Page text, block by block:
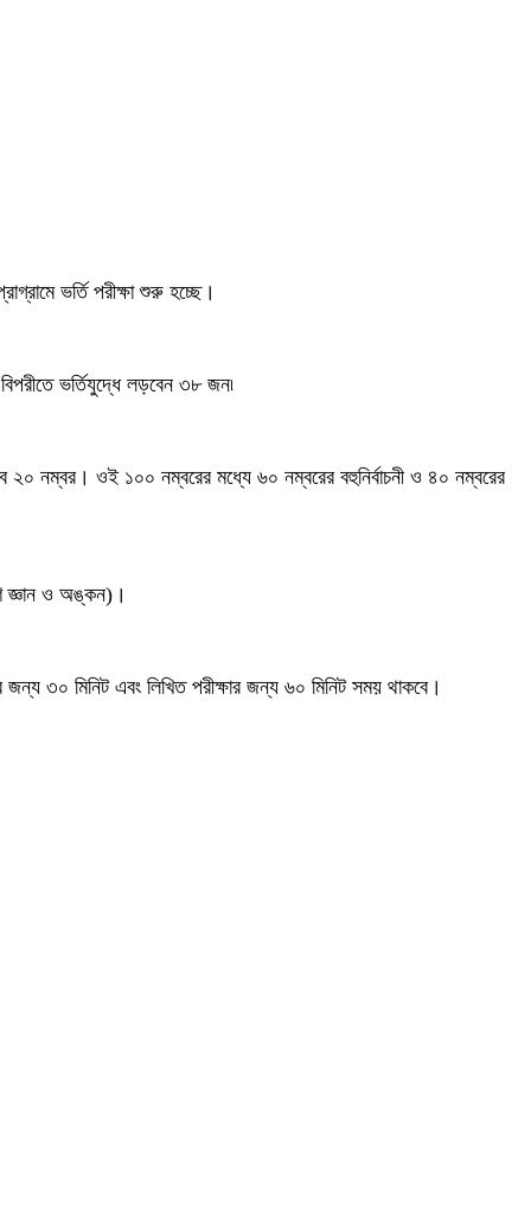
ভর্তি পরীক্ষা শুরু হচ্ছে।
ভর্তিযুদ্ধে লড়বেন ৩৮ জন৷
২০ নম্বর। ওই ১০০ নম্বরের মধ্যে ৬০ নম্বরের বহুনির্বাচনী ও ৪০ নম্বরের
জ্ঞান ও অঙ্কন)।
জন্য ৩০ মিনিট এবং লিখিত পরীক্ষার জন্য ৬০ মিনিট সময় থাকবে।